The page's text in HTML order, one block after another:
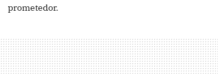
prometedor.